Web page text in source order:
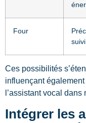
Four
Ces possibilités
influençant
l’assistant vocal
Intégrer les